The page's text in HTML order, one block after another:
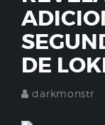
DE
darkmonstr